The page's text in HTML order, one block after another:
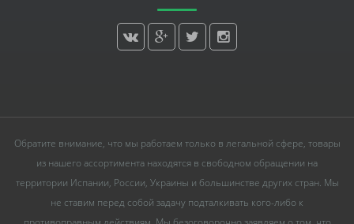
Обратите внимание, что мы работаем только в легальной сфере, товары
из нашего ассортимента находятся в свободном обращении на
территории Испании, России, Украины и большинстве других стран. Мы
не ставим перед собой задачу подталкивать кого-либо к